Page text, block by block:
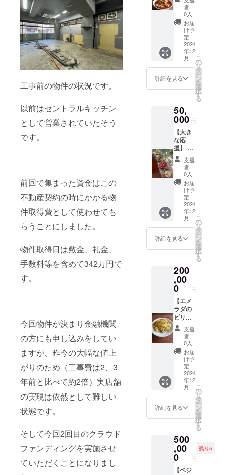
工事前の物件の状況です。
以前はセントラルキッチン
として営業されていたそう
です。
前回で集まった資金はこの
不動産契約の時にかかる物
件取得費として使わせても
らうことにしました。
物件取得日は敷金、礼金、
手数料等を含めて342万円で
す。
今回物件が決まり金融機関
の方にも申し込みをしてい
ますが、昨今の大幅な値上
がりのため（工事費は2、3
年前と比べて約2倍）実店舗
の実現は依然として難しい
状態です。
そして今回2回目のクラウド
ファンディングを実施させ
ていただくことになりまし
方、不
動産の
注意
点。誰
に相談
すべき
か。な
どな
間から3
時間を
いま
す。1対
1です。
時間が
足りな
い場合
は2回に
分けて
行いま
す。 ・
実施概
要：120
分〜180
分×1回
・有効
期限：
2026年
12月末
まで ・
メール
で連絡
しま
す。 ・
受講方
法：オ
ンライ
ンの場
合：
zoomを
使用し
ます。
とした
事を知
らない
だけで
何百万
円や
何ヶ月
間とい
う時間
の損害
ます。
実際自
分もそ
うなり
かけま
した。
飲食店
開業の
話は世
の中で
は毎日
のよう
に起
こって
いる話
ですが
ネット
とんで
出てこ
ない情
報で
す。自
分の経
験を踏
まえて
アドバ
イスさ
せても
らえた
らと思
いま
す。
【内
容】ク
ラウド
り方、
メリッ
ト、デ
メリッ
ト。金
教室】
スパイ
スカ
レーの
定番、
スパイ
シーチ
キンカ
レーを
教えま
す。
【対
れから
カレー
の専門
店を始
めよう
として
いる
方、専
門店で
はない
けれど
も本格
的なカ
レーを
ニュー
におか
は浅い
けれど
知り合
いに自
慢でき
るよう
な本格
的なカ
レーを
作りた
い方
等。レ
シピ付
きで
す。
2024年
12月ま
でに開
京都内
エメラ
ダ実店
舗。 4
人ほど
者：
0人
お届
け予
定：
2024
年12
月
詳細を見る
こ
の
リ
タ
ー
ン
を
選
択
す
る
50,
000 円
【大き
な応
援】 お
礼の
メール
を送ら
せても
らうと
共に
様々な
特典を
つけさ
せても
らいま
す。 ・
会員券
チャッ
トマサ
ラ100g
・アク
リル
キーホ
ルダー
・エメ
ラダの
ビリヤ
ニ
400g×4
エメラ
ダの今
まで
培って
きた技
術の全
てを集
結させ
シャル
なビリ
ヤニ、
色が別
れてい
支援
者：
0人
お届
け予
定：
2024
年12
月
詳細を見る
こ
の
リ
タ
ー
ン
を
選
択
す
る
200
,00
0 円
【エメ
ラダの
ビリヤ
ニのビ
リヤニ
教室】
エメラ
ダのビ
リヤ
ニ。エ
メラダ
の今ま
で培っ
てきた
技術の
全てを
せたス
ペシャ
ルなビ
リヤニ
を完全
支援
者：
0人
お届
け予
定：
2024
年12
月
詳細を見る
こ
の
リ
タ
ー
ン
を
選
択
す
る
500
,00
0 円
残り5
【ベジ